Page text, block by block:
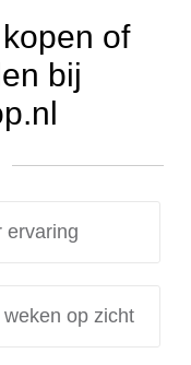
of
bij
ervaring
op zicht